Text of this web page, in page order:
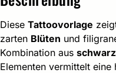
Diese Tattoovorlage
zarten Blüten und
Kombination aus
Elementen vermittelt